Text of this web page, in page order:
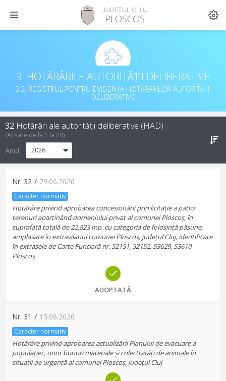
JUDEȚUL CLUJ
PLOSCOȘ
3. HOTĂRÂRILE AUTORITĂȚII DELIBERATIVE
3.2. REGISTRUL PENTRU EVIDENȚA HOTĂRÂRILOR AUTORITĂȚII
DELIBERATIVE
32 Hotărâri ale autorității deliberative (HAD)
(Afișare de la 1 la 20)
Anul:
Nr. 32 / 29.06.2026
Caracter normativ
Hotărâre privind aprobarea concesionării prin licitație a patru
terenuri aparținând domeniului privat al comunei Ploscoș, în
suprafață totală de 22.823 mp, cu categoria de folosință pășune,
amplasate în extravilanul comunei Ploscoș, județul Cluj, identificate
în extrasele de Carte Funciară nr. 52151, 52152, 53629, 53610
Ploscoș
ADOPTATĂ
Nr. 31 / 15.06.2026
Caracter normativ
Hotărâre privind aprobarea actualizării Planului de evacuare a
populației , unor bunuri materiale și colectivități de animale în
situații de urgență al comunei Ploscoș, județul Cluj